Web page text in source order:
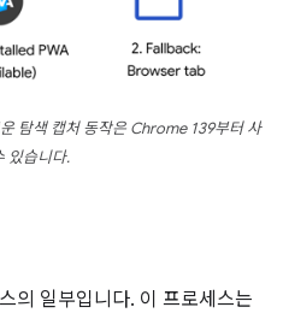
탐색 캡처 동작은 Chrome 139부터 사
있습니다.
의 일부입니다. 이 프로세스는